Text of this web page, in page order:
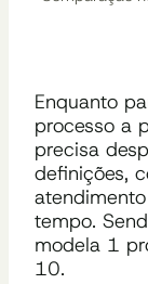
Enquanto
processo a
precisa
definições,
tempo.
modela 1
10.